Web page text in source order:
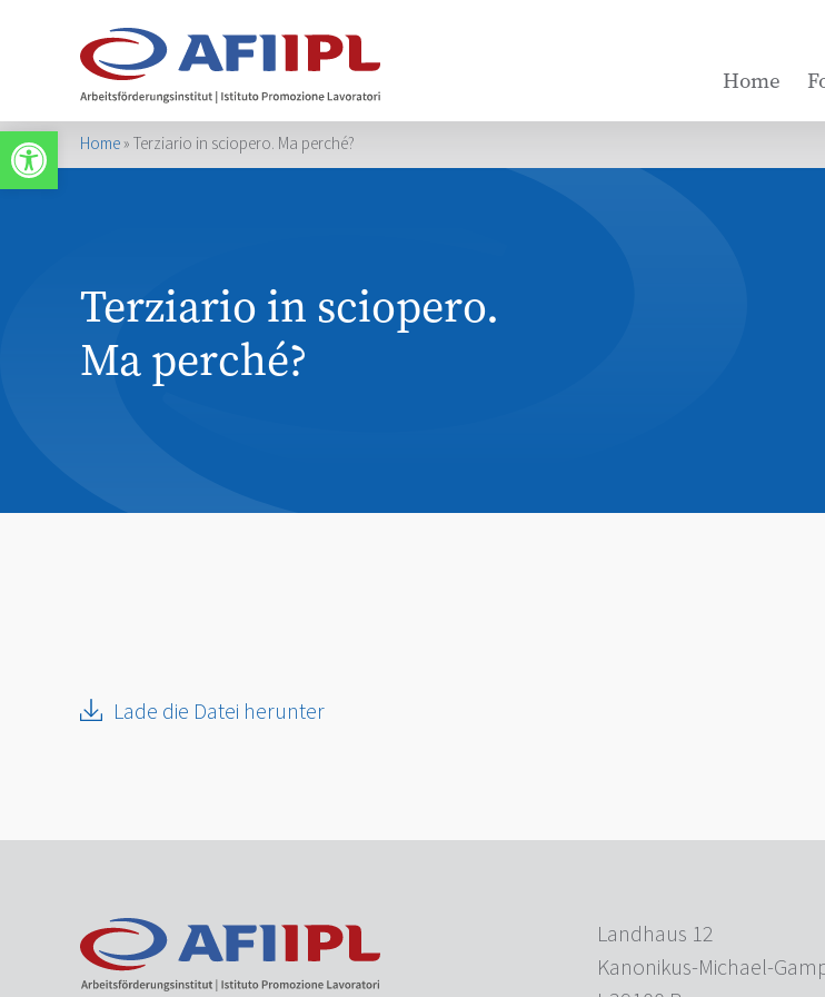
Werkzeugleiste öffnen
Home
Home»Terziario in sciopero. Ma perché?
Terziario in sciopero.
Ma perché?
Lade die Datei herunter
Landhaus 12
Kanonikus-Michael-